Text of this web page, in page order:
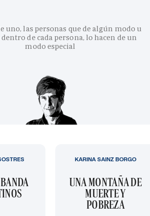
uno, las personas que de algún modo u
de cada persona, lo hacen de un
modo especial
UNA MONTAÑA DE
MUERTE Y
POBREZA
KARINA SAINZ BORGO